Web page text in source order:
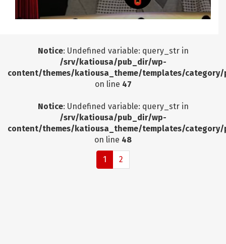
Notice: Undefined variable: query_str in
/srv/katiousa/pub_dir/wp-
content/themes/katiousa_theme/templates/
on line 47
Notice: Undefined variable: query_str in
/srv/katiousa/pub_dir/wp-
content/themes/katiousa_theme/templates/
on line 48
1 2